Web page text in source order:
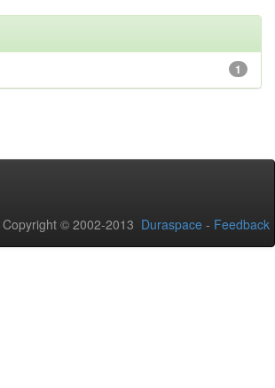
1
Copyright © 2002-2013 Duraspace - Feedback